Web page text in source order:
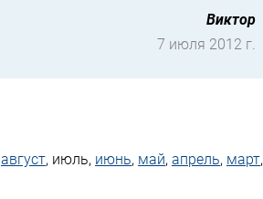
Виктор
7 июля 2012 г.
август, июль, июнь, май, апрель, март,